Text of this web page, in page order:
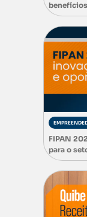
benefícios
FIPAN
para o